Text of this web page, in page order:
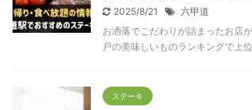
2025/8/21
六甲道
お洒落でこだわりが詰まったお店
戸の美味しいものランキングで上
ステーキ